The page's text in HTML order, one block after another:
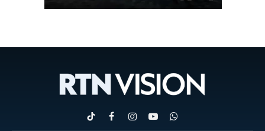
TikTokFacebookInstagram
YouTubeWhatsApp